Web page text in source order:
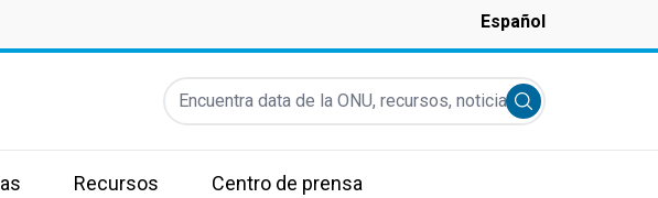
Español
Encuentra data de la ONU, recursos, noticias y más...
Submit search
Recursos Centro de prensa